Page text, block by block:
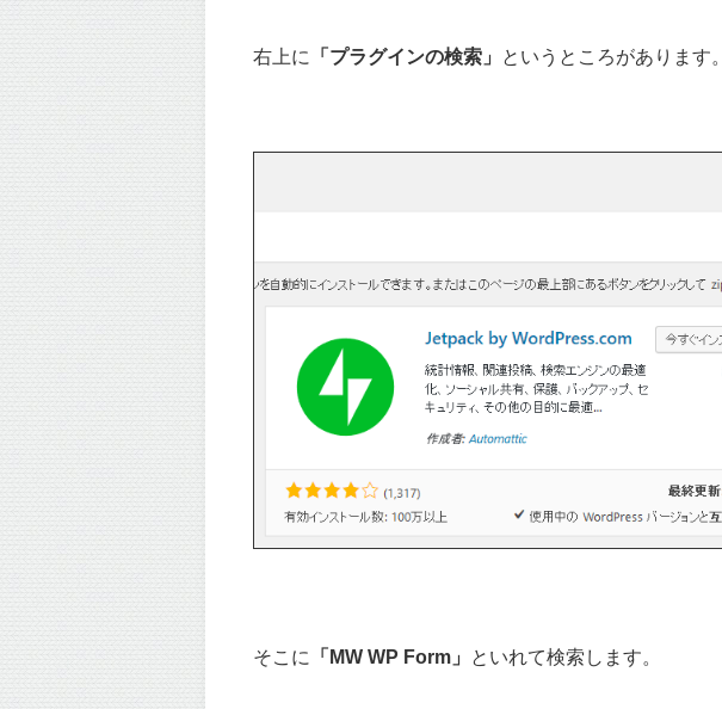
右上に 「プラグインの検索」 というところがあります。
そこに 「MW WP Form」 といれて検索します。